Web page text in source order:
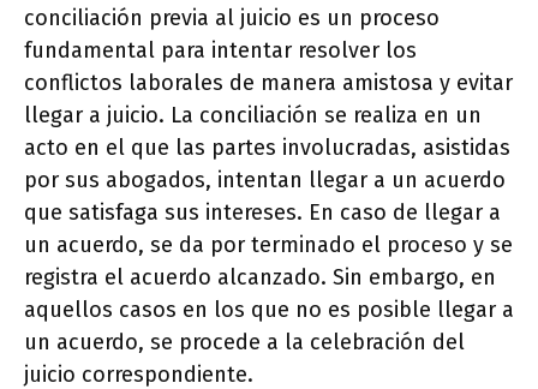
conciliación previa al juicio es un proceso
fundamental para intentar resolver los
conflictos laborales de manera amistosa y evitar
llegar a juicio. La conciliación se realiza en un
acto en el que las partes involucradas, asistidas
por sus abogados, intentan llegar a un acuerdo
que satisfaga sus intereses. En caso de llegar a
un acuerdo, se da por terminado el proceso y se
registra el acuerdo alcanzado. Sin embargo, en
aquellos casos en los que no es posible llegar a
un acuerdo, se procede a la celebración del
juicio correspondiente.